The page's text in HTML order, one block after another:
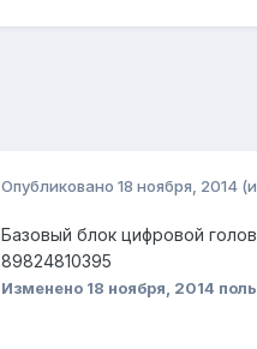
Опубликовано 18 ноября, 2014
Базовый блок цифровой
89824810395
Изменено 18 ноября, 2014